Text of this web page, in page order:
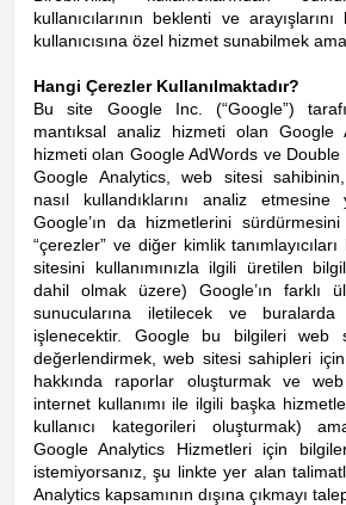
kullanıcılarının beklenti ve
kullanıcısına özel hizmet sunabilmek
Hangi Çerezler Kullanılmaktadır?
Bu site Google Inc. (“Google”)
mantıksal analiz hizmeti olan Google
hizmeti olan Google AdWords ve Double
Google Analytics, web sitesi sahibinin,
nasıl kullandıklarını analiz
Google’ın da hizmetlerini
“çerezler” ve diğer kimlik
sitesini kullanımınızla ilgili üretilen
dahil olmak üzere) Google’ın farklı
sunucularına iletilecek ve buralarda
işlenecektir. Google bu bilgileri web
değerlendirmek, web sitesi sahipleri
hakkında raporlar oluşturmak ve
internet kullanımı ile ilgili başka
kullanıcı kategorileri oluşturmak)
Google Analytics Hizmetleri için
istemiyorsanız, şu linkte yer alan
Analytics kapsamının dışına çıkmayı